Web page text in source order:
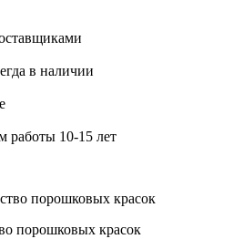
в наличии
работы 10-15 лет
порошковых красок